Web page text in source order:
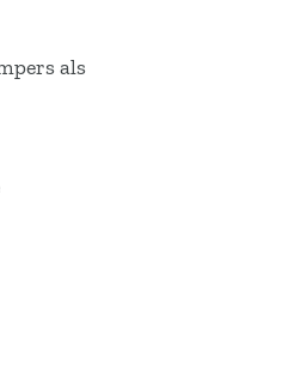
als